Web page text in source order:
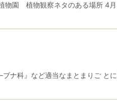
物園 植物観察ネタのある場所
ナ科』など適当なまとまりご と